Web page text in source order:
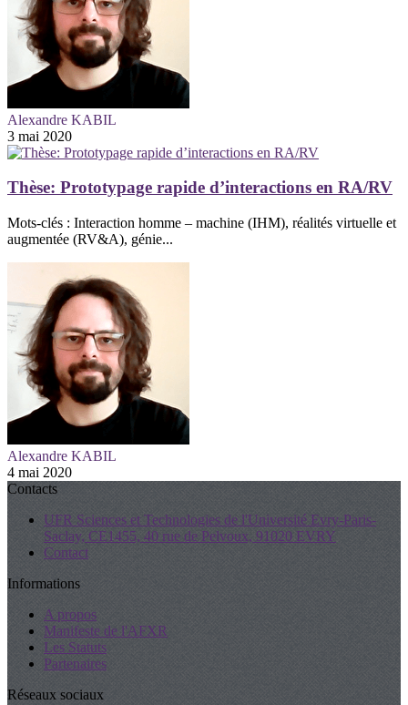
Alexandre KABIL
3 mai 2020
Thèse: Prototypage rapide d’interactions en RA/RV
Mots-clés : Interaction homme – machine (IHM), réalités virtuelle et
augmentée (RV&A), génie...
Alexandre KABIL
4 mai 2020
Contacts
UFR Sciences et Technologies de l'Université Evry-Paris-
Saclay, CE1455, 40 rue de Pelvoux, 91020 EVRY
Contact
Informations
A propos
Manifeste de l'AFXR
Les Statuts
Partenaires
Réseaux sociaux